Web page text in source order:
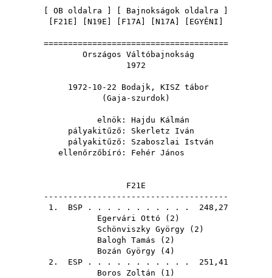
OB oldalra Bajnokságok oldalra
F21E N19E F17A N17A EGYÉNI
======================================
Országos Váltóbajnokság
1972
1972-10-22 Bodajk, KISZ tábor
(Gaja-szurdok)
elnök: Hajdu Kálmán
pályakitűző: Skerletz Iván
pályakitűző: Szaboszlai István
ellenőrzőbíró: Fehér János
F21E
--------------------------------------
1. BSP . . . . . . . . . . . 248,27
Egervári Ottó ( 2 )
Schönviszky György ( 2 )
Balogh Tamás ( 2 )
Bozán György ( 4)
2. ESP . . . . . . . . . . . 251,41
Boros Zoltán ( 1 )